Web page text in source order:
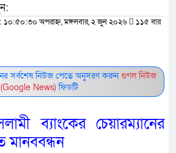
অপরাহ্ন, মঙ্গলবার, ২ জুন ২০২৬
১১৫ বার
সর্বশেষ নিউজ পেতে অনুসরণ করুনগুগল নিউজ
(Google News)ফিডটি
ব্যাংকের চেয়ারম্যানের
মানববন্ধন